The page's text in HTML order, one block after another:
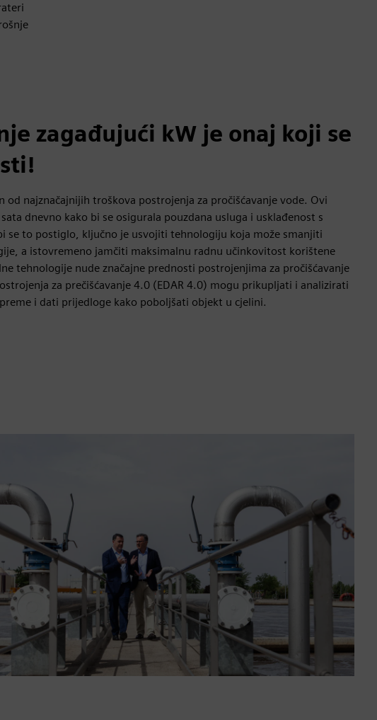
zagađujući kW je onaj koji se
od najznačajnijih troškova postrojenja za pročišćavanje vode. Ovi
dnevno kako bi se osigurala pouzdana usluga i usklađenost s
se to postiglo, ključno je usvojiti tehnologiju koja može smanjiti
a istovremeno jamčiti maksimalnu radnu učinkovitost korištene
tehnologije nude značajne prednosti postrojenjima za pročišćavanje
za prečišćavanje 4.0 (EDAR 4.0) mogu prikupljati i analizirati
i dati prijedloge kako poboljšati objekt u cjelini.